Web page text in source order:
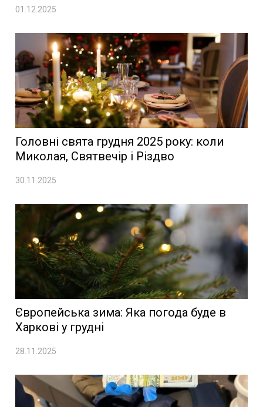
01.12.2025
Головні свята грудня 2025 року: коли
Миколая, Святвечір і Різдво
30.11.2025
Європейська зима: Яка погода буде в
Харкові у грудні
28.11.2025